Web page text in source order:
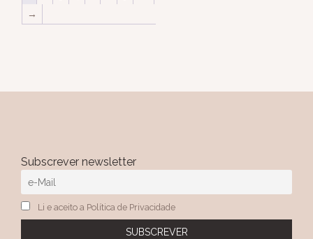
→
Subscrever newsletter
Li e aceito a Política de Privacidade